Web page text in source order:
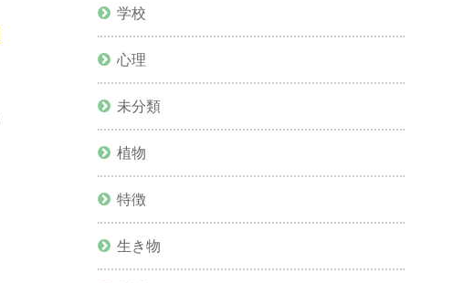
学校
心理
未分類
植物
特徴
生き物